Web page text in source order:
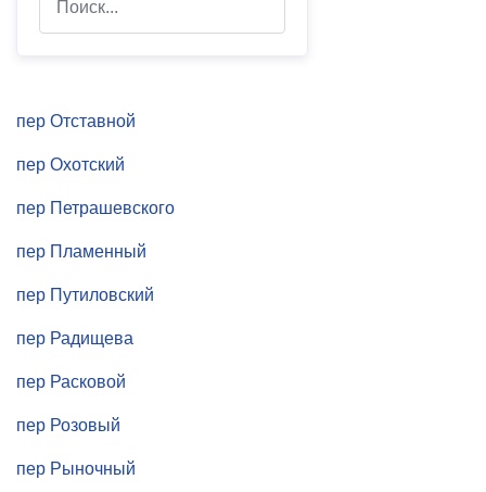
пер Отставной
пер Охотский
пер Петрашевского
пер Пламенный
пер Путиловский
пер Радищева
пер Расковой
пер Розовый
пер Рыночный